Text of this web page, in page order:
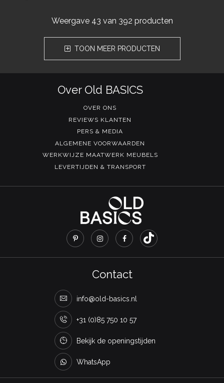
Weergave 43 van 392 producten
TOON MEER PRODUCTEN
Over Old BASICS
OVER ONS
REVIEWS KLANTEN
PERS & MEDIA
ALGEMENE VOORWAARDEN
WERKWIJZE MAATWERK MEUBELS
LEVERTIJDEN & TRANSPORT
Contact
info@old-basics.nl
+31 (0)85 750 10 57
Bekijk de openingstijden
WhatsApp